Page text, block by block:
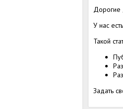
Дорогие
У нас
Такой
Задать